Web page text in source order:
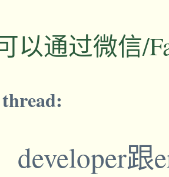
以通过微信/
developer